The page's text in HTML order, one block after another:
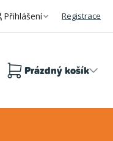
Přihlášení Registrace
Prázdný košík